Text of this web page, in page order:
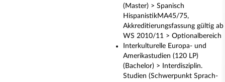
(Master) > Spanisch
HispanistikMA45/75,
Akkreditierungsfassung gültig ab
WS 2010/11 > Optionalbereich
Interkulturelle Europa- und
Amerikastudien (120 LP)
(Bachelor) > Interdisziplin.
Studien (Schwerpunkt Sprach-